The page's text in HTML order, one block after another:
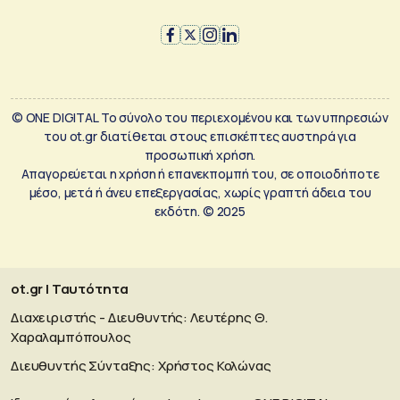
© ONE DIGITAL Το σύνολο του περιεχομένου και των υπηρεσιών
του ot.gr διατίθεται στους επισκέπτες αυστηρά για
προσωπική χρήση.
Απαγορεύεται η χρήση ή επανεκπομπή του, σε οποιοδήποτε
μέσο, μετά ή άνευ επεξεργασίας, χωρίς γραπτή άδεια του
εκδότη. © 2025
ot.gr | Ταυτότητα
Διαχειριστής - Διευθυντής: Λευτέρης Θ.
Χαραλαμπόπουλος
Διευθυντής Σύνταξης: Χρήστος Κολώνας